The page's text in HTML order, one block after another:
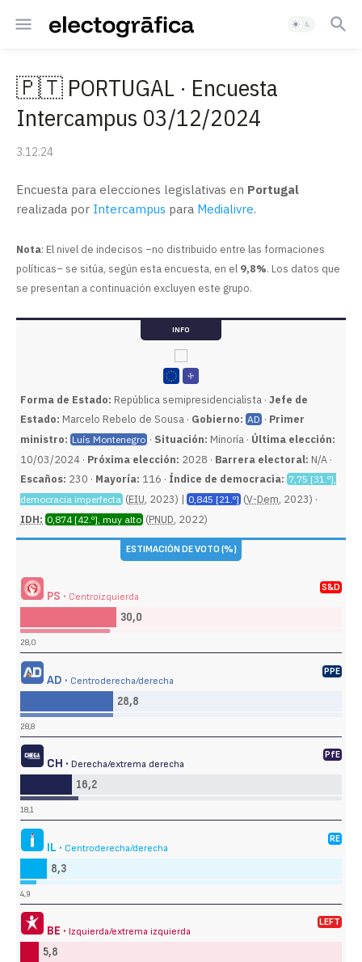
🇵🇹 PORTUGAL · Encuesta
Intercampus 03/12/2024
3.12.24
Encuesta para elecciones legislativas en Portugal
realizada por Intercampus para Medialivre.
Nota: El nivel de indecisos –no distribuido entre las formaciones
políticas– se sitúa, según esta encuesta, en el 9,8%. Los datos que
se presentan a continuación excluyen este grupo.
INFO
Forma de Estado: República semipresidencialista · Jefe de
Estado: Marcelo Rebelo de Sousa · Gobierno: AD · Primer
ministro: Luís Montenegro · Situación: Minoría · Última elección:
10/03/2024 · Próxima elección: 2028 · Barrera electoral: N/A ·
Escaños: 230 · Mayoría: 116 · Índice de democracia: 7,75 [31.º],
democracia imperfecta (EIU, 2023) | 0,845 [21.º] (V-Dem, 2023) ·
IDH: 0,874 [42.º], muy alto (PNUD, 2022)
ESTIMACIÓN DE VOTO (%)
PS · Centroizquierda
S&D
30,0
28,0
AD · Centroderecha/derecha
PPE
28,8
28,8
CH · Derecha/extrema derecha
PfE
16,2
18,1
IL · Centroderecha/derecha
RE
8,3
4,9
BE · Izquierda/extrema izquierda
LEFT
5,8